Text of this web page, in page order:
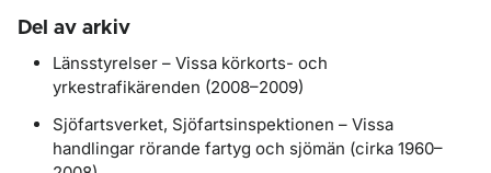
Del av arkiv
Länsstyrelser – Vissa körkorts- och
yrkestrafikärenden (2008–2009)
Sjöfartsverket, Sjöfartsinspektionen – Vissa
handlingar rörande fartyg och sjömän (cirka 1960–